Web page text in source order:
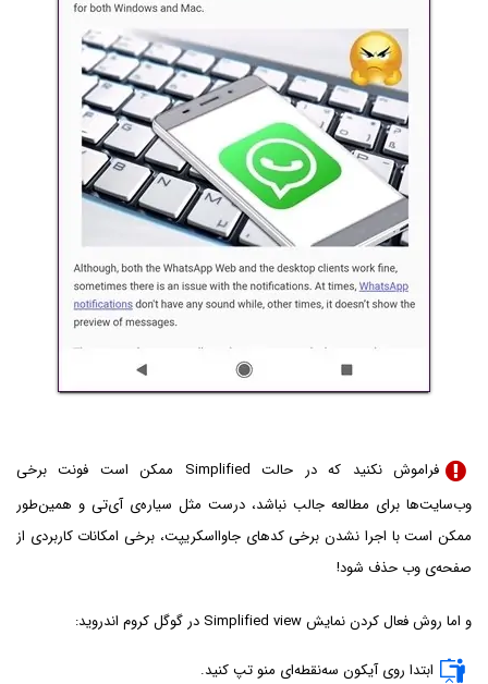
فراموش نکنید که در حالت Simplified ممکن است فونت برخی
وب‌سایت‌ها برای مطالعه جالب نباشد، درست مثل سیاره‌ی آی‌تی و همین‌طور
ممکن است با اجرا نشدن برخی کدهای جاوااسکریپت، برخی امکانات کاربردی از
صفحه‌ی وب حذف شود!
و اما روش فعال کردن نمایش Simplified view در گوگل کروم اندروید:
ابتدا روی آیکون سه‌نقطه‌ای منو تپ کنید.